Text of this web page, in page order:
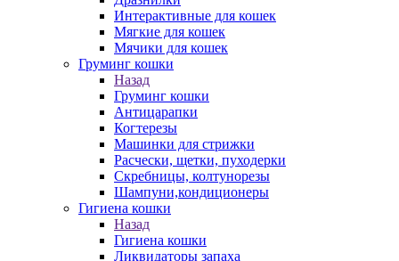
Интерактивные для кошек
Мягкие для кошек
Мячики для кошек
Груминг кошки
Назад
Груминг кошки
Антицарапки
Когтерезы
Машинки для стрижки
Расчески, щетки, пуходерки
Скребницы, колтунорезы
Шампуни,кондиционеры
Гигиена кошки
Назад
Гигиена кошки
Ликвидаторы запаха